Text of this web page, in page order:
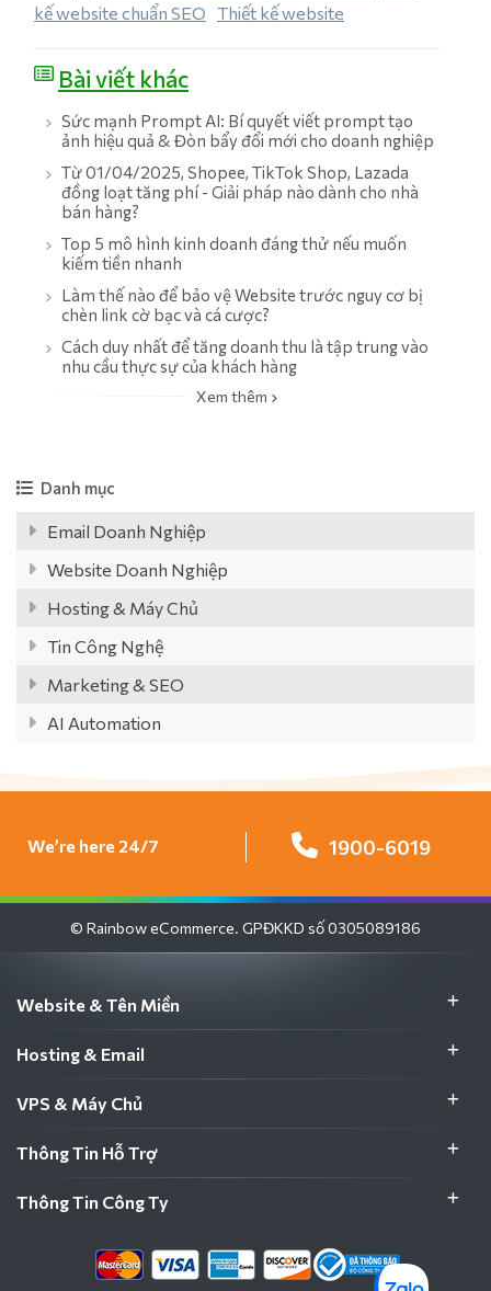
kế website chuẩn SEO Thiết kế website
Bài viết khác
Sức mạnh Prompt AI: Bí quyết viết prompt tạo
ảnh hiệu quả & Đòn bẩy đổi mới cho doanh nghiệp
Từ 01/04/2025, Shopee, TikTok Shop, Lazada
đồng loạt tăng phí - Giải pháp nào dành cho nhà
bán hàng?
Top 5 mô hình kinh doanh đáng thử nếu muốn
kiếm tiền nhanh
Làm thế nào để bảo vệ Website trước nguy cơ bị
chèn link cờ bạc và cá cược?
Cách duy nhất để tăng doanh thu là tập trung vào
nhu cầu thực sự của khách hàng
Xem thêm
Danh mục
Email Doanh Nghiệp
Website Doanh Nghiệp
Hosting & Máy Chủ
Tin Công Nghệ
Marketing & SEO
AI Automation
We’re here 24/7 1900-6019
© Rainbow eCommerce. GPĐKKD số 0305089186
Website & Tên Miền
Hosting & Email
VPS & Máy Chủ
Thông Tin Hỗ Trợ
Thông Tin Công Ty